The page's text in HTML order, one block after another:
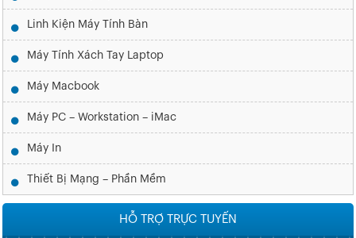
Linh Kiện Máy Tính Bàn
Máy Tính Xách Tay Laptop
Máy Macbook
Máy PC – Workstation – iMac
Máy In
Thiết Bị Mạng – Phần Mềm
HỖ TRỢ TRỰC TUYẾN